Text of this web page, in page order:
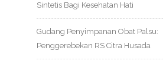
Sintetis Bagi Kesehatan Hati
Gudang Penyimpanan Obat Palsu:
Penggerebekan RS Citra Husada